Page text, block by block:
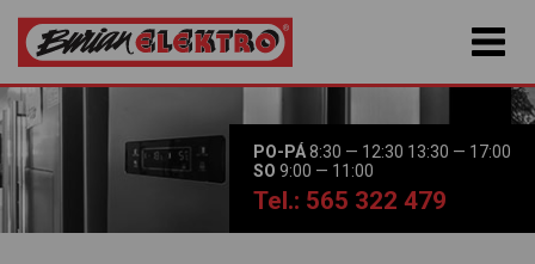
PO-PÁ8:30 — 12:30 13:30 — 17:00
SO 9:00 — 11:00
Tel.: 565 322 479